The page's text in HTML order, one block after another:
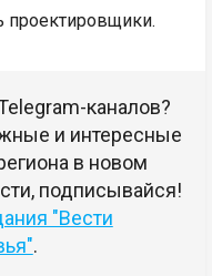
проектировщики.
каналов?
и интересные
в новом
подписывайся!
"Вести
.